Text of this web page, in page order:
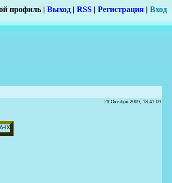
профиль | Выход | RSS | Регистрация | Вход
29.Октября.2009, 18.41.09